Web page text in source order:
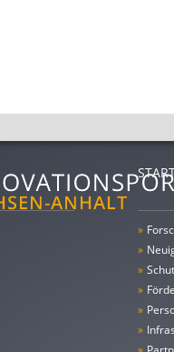
»
»
»
»
»
»